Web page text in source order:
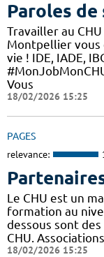
Paroles
Travailler au
Montpellier vous
vie ! IDE, IADE,
Vous
18/02/2026 15:25
PAGES
relevance:
Le CHU est un
formation au
dessous sont
CHU.
18/02/2026 15:25